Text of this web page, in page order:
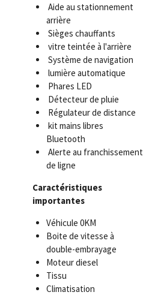
Aide au stationnement
arrière
Sièges chauffants
vitre teintée à l'arrière
Système de navigation
lumière automatique
Phares LED
Détecteur de pluie
Régulateur de distance
kit mains libres
Bluetooth
Alerte au franchissement
de ligne
Caractéristiques
importantes
Véhicule 0KM
Boite de vitesse à
double-embrayage
Moteur diesel
Tissu
Climatisation